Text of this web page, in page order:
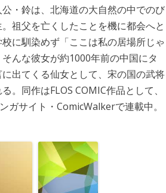
公・鈴は、北海道の大自然の中でのび
祖父を亡くしたことを機に都会へと
に馴染めず「ここは私の居場所じゃ
んな彼女が約1000年前の中国にタ
出てくる仙女として、宋の国の武将
。同作はFLOS COMIC作品として、
ガサイト・ComicWalkerで連載中。